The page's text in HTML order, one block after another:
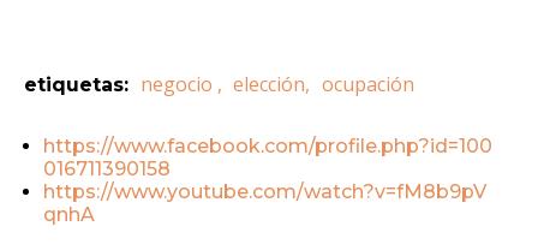
etiquetas: negocio , elección, ocupación
https://www.facebook.com/profile.php?id=100
016711390158
https://www.youtube.com/watch?v=fM8b9pV
qnhA